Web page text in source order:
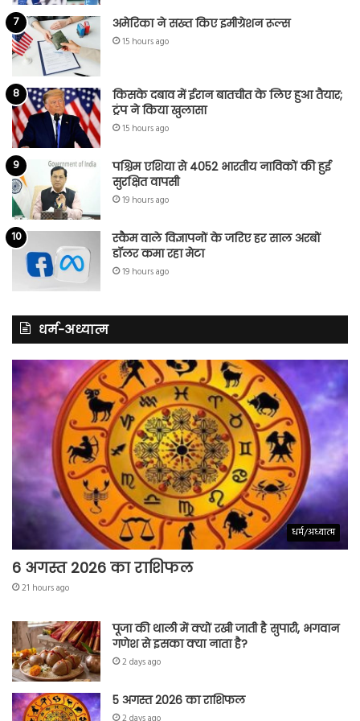
अमेरिका ने सख्त किए इमीग्रेशन रूल्स
15 hours ago
किसके दबाव में ईरान बातचीत के लिए हुआ तैयार;
ट्रंप ने किया खुलासा
15 hours ago
पश्चिम एशिया से 4052 भारतीय नाविकों की हुई
सुरक्षित वापसी
19 hours ago
स्कैम वाले विज्ञापनों के जरिए हर साल अरबों
डॉलर कमा रहा मेटा
19 hours ago
धर्म-अध्यात्म
धर्म/अध्यात्म
6 अगस्त 2026 का राशिफल
21 hours ago
पूजा की थाली में क्यों रखी जाती है सुपारी, भगवान
गणेश से इसका क्या नाता है?
2 days ago
5 अगस्त 2026 का राशिफल